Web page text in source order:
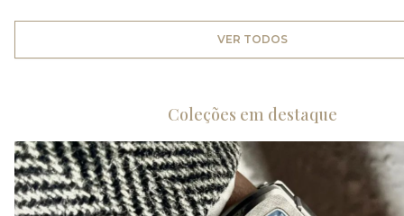
VER TODOS
Coleções em destaque